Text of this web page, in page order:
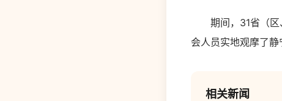
期间，31省（区
会人员实地观摩了
相关新闻